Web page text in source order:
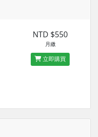
NTD $550
月繳
立即購買